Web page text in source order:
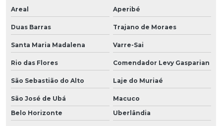
Areal Aperibé
Duas Barras Trajano de Moraes
Santa Maria Madalena Varre-Sai
Rio das Flores Comendador Levy Gasparian
São Sebastião do Alto Laje do Muriaé
São José de Ubá
Macuco
Belo Horizonte
Uberlândia